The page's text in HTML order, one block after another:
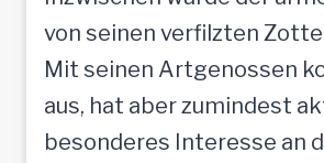
von seinen verfilzten
Mit seinen Artgenossen
aus, hat aber zumindest
besonderes Interesse an